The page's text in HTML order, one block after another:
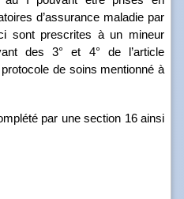
d’assurance maladie par
sont prescrites à un mineur
des 3° et 4° de l’article
de soins mentionné à
par une section 16 ainsi